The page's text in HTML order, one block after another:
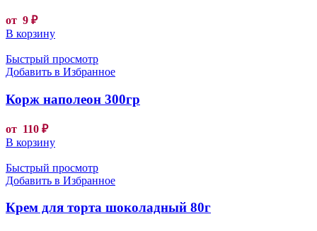
от 9 ₽
В корзину
Быстрый просмотр
Добавить в Избранное
Корж наполеон 300гр
от 110 ₽
В корзину
Быстрый просмотр
Добавить в Избранное
Крем для торта шоколадный 80г